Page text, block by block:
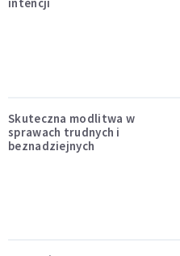
Skuteczna modlitwa w
sprawach trudnych i
beznadziejnych